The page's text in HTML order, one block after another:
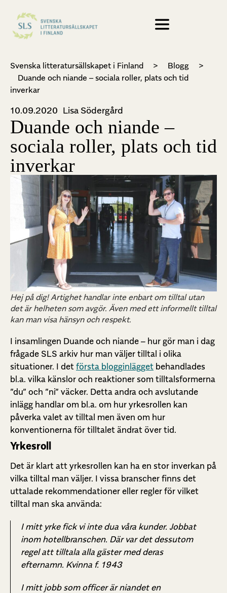
Svenska litteratursällskapet i Finland > Blogg
>
Duande och niande – sociala roller, plats och tid
inverkar
10.09.2020 Lisa Södergård
Duande och niande –
sociala roller, plats och tid
inverkar
Hej på dig! Artighet handlar inte enbart om tilltal utan
det är helheten som avgör. Även med ett informellt tilltal
kan man visa hänsyn och respekt.
I insamlingen Duande och niande – hur gör man i dag
frågade SLS arkiv hur man väljer tilltal i olika
situationer. I det första blogginlägget behandlades
bl.a. vilka känslor och reaktioner som tilltalsformerna
”du” och ”ni” väcker. Detta andra och avslutande
inlägg handlar om bl.a. om hur yrkesrollen kan
påverka valet av tilltal men även om hur
konventionerna för tilltalet ändrat över tid.
Yrkesroll
Det är klart att yrkesrollen kan ha en stor inverkan på
vilka tilltal man väljer. I vissa branscher finns det
uttalade rekommendationer eller regler för vilket
tilltal man ska använda:
I mitt yrke fick vi inte dua våra kunder. Jobbat
inom hotellbranschen. Där var det dessutom
regel att tilltala alla gäster med deras
efternamn. Kvinna f. 1943
I mitt jobb som officer är niandet en